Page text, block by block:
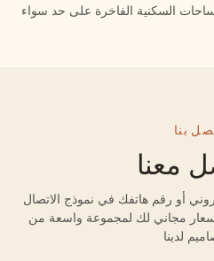
بنا
معنا
أو رقم هاتفك في نموذج الاتصال
مجاني لك لمجموعة واسعة من